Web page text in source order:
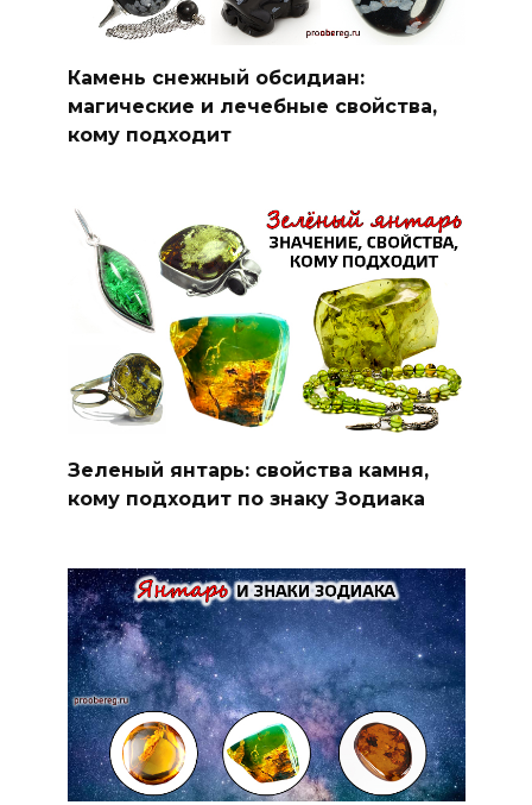
Камень снежный обсидиан:
магические и лечебные свойства,
кому подходит
Зеленый янтарь: свойства камня,
кому подходит по знаку Зодиака